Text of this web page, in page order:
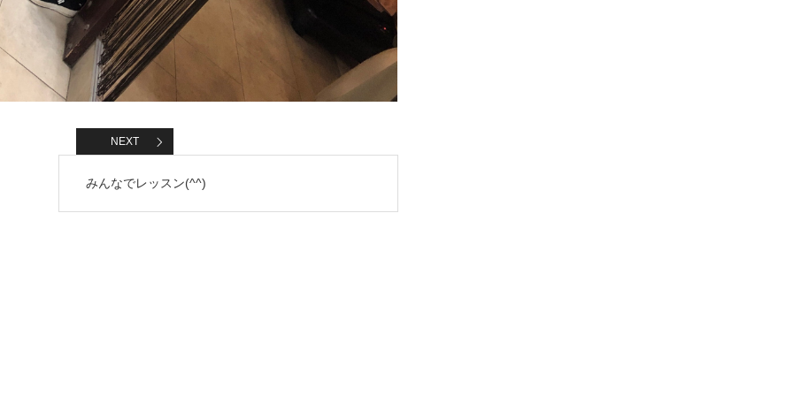
NEXT
みんなでレッスン(^^)